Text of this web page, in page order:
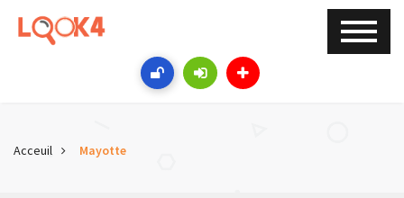
Acceuil Mayotte